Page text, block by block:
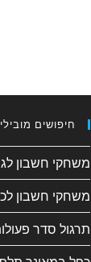
חיפושים
משחקי חשבון
משחקי חשבון
תרגול סדר